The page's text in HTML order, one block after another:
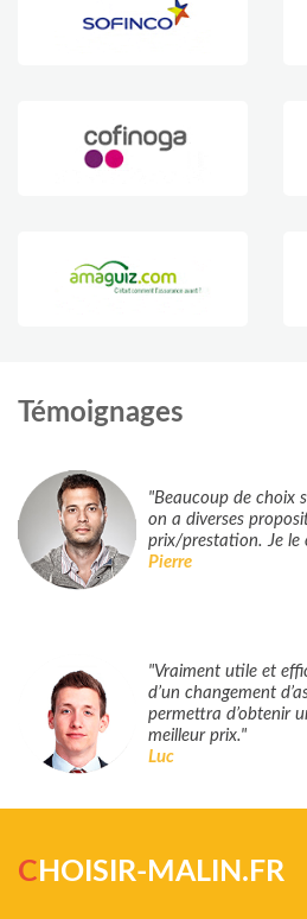
Témoignages
"Beaucoup de choix
on a diverses
prix/prestation. Je le
Pierre
"Vraiment utile et
d’un changement
permettra d’obtenir
meilleur prix."
Luc
C HOISIR-MALIN.FR